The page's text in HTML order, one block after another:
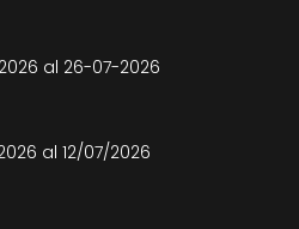
al 26-07-2026
al 12/07/2026